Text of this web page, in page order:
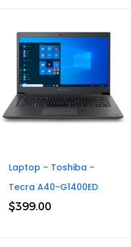
Laptop – Toshiba –
Tecra A40-G1400ED
$399.00